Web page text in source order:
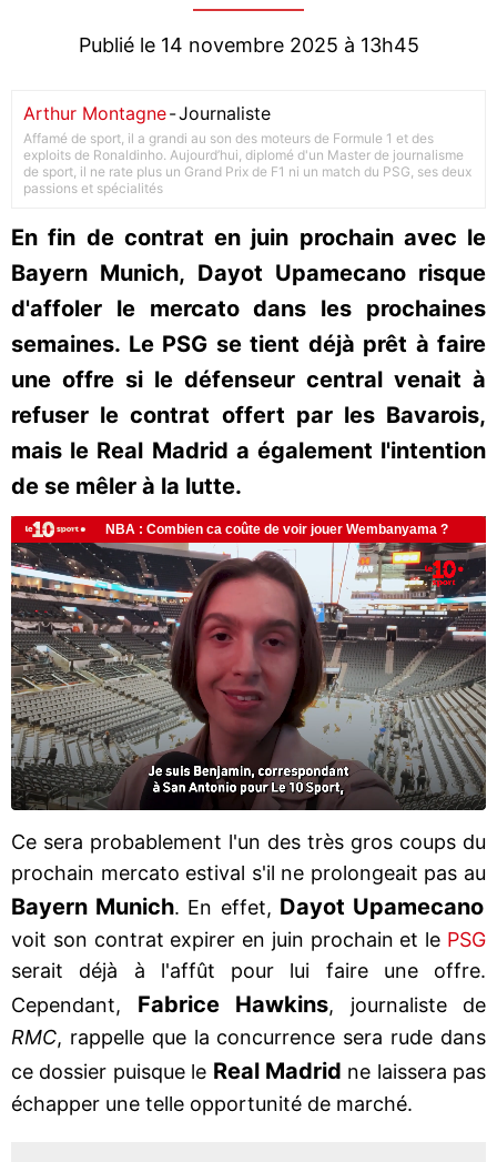
Publié le 14 novembre 2025 à 13h45
Arthur Montagne-Journaliste
Affamé de sport, il a grandi au son des moteurs de Formule 1 et des
exploits de Ronaldinho. Aujourd’hui, diplomé d'un Master de journalisme
de sport, il ne rate plus un Grand Prix de F1 ni un match du PSG, ses deux
passions et spécialités
En fin de contrat en juin prochain avec le
Bayern Munich, Dayot Upamecano risque
d'affoler le mercato dans les prochaines
semaines. Le PSG se tient déjà prêt à faire
une offre si le défenseur central venait à
refuser le contrat offert par les Bavarois,
mais le Real Madrid a également l'intention
de se mêler à la lutte.
Ce sera probablement l'un des très gros coups du
prochain mercato estival s'il ne prolongeait pas au
Bayern Munich. En effet, Dayot Upamecano
voit son contrat expirer en juin prochain et le PSG
serait déjà à l'affût pour lui faire une offre.
Cependant, Fabrice Hawkins, journaliste de
RMC, rappelle que la concurrence sera rude dans
ce dossier puisque le Real Madrid ne laissera pas
échapper une telle opportunité de marché.